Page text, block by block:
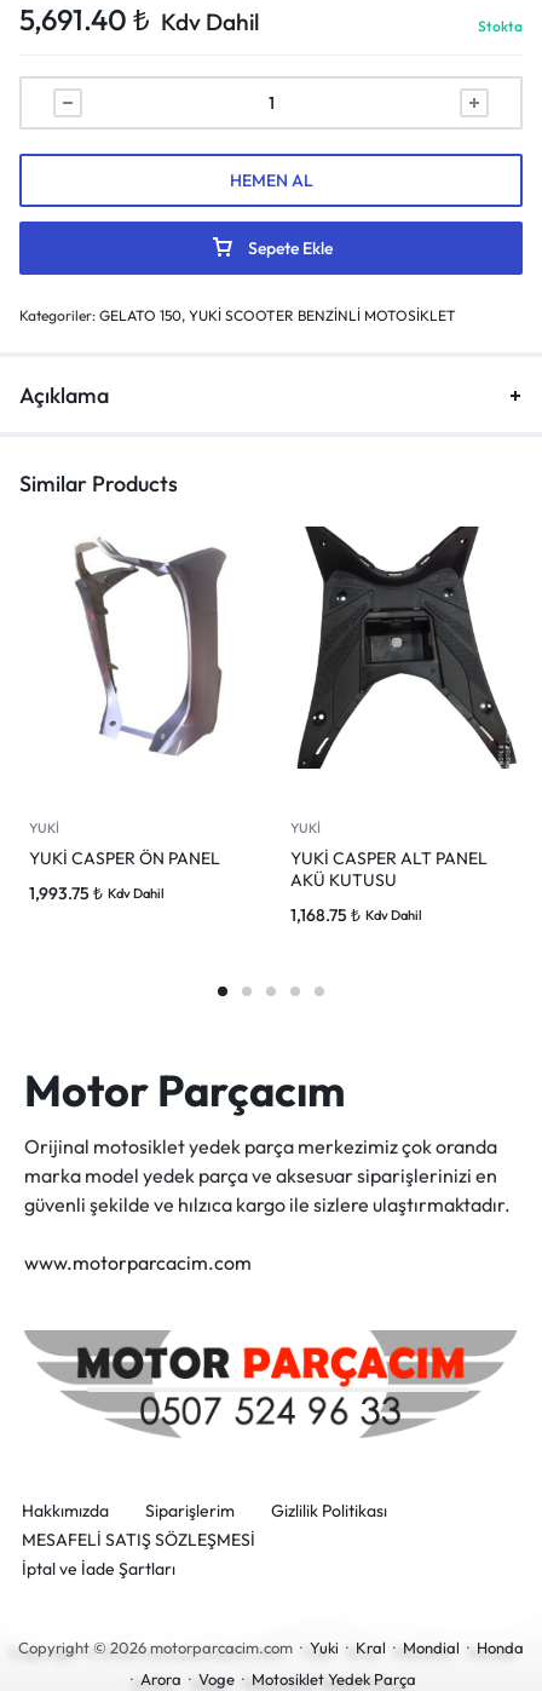
5,691.40 ₺ Kdv Dahil Stokta
Sepete Ekle
HEMEN AL
Kategoriler: GELATO 150, YUKİ SCOOTER BENZİNLİ MOTOSİKLET
Açıklama
Similar Products
YUKİ
YUKİ CASPER ÖN PANEL
1,993.75 ₺ Kdv Dahil
YUKİ
YUKİ CASPER ALT PANEL
AKÜ KUTUSU
1,168.75 ₺ Kdv Dahil
Motor Parçacım
Orijinal motosiklet yedek parça merkezimiz çok oranda
marka model yedek parça ve aksesuar siparişlerinizi en
güvenli şekilde ve hılzıca kargo ile sizlere ulaştırmaktadır.
www.motorparcacim.com
Hakkımızda Siparişlerim
Gizlilik Politikası
MESAFELİ SATIŞ SÖZLEŞMESİ
İptal ve İade Şartları
Copyright © 2026 motorparcacim.com · Yuki · Kral · Mondial · Honda
· Arora · Voge· Motosiklet Yedek Parça